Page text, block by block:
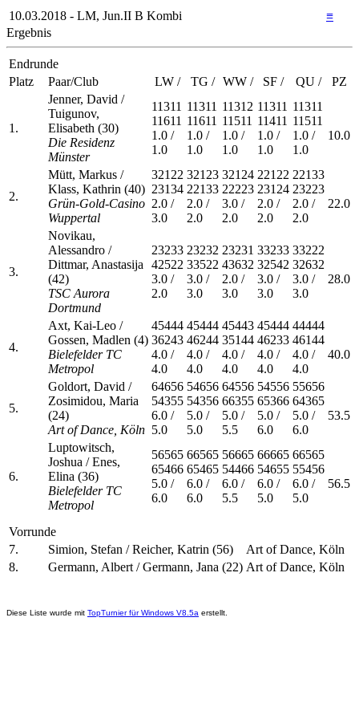
10.03.2018 - LM, Jun.II B Kombi
≡
Ergebnis
Endrunde
Platz
Paar/Club LW / TG / WW / SF / QU / PZ
1.
Jenner, David /
Tuigunov,
Elisabeth (30)
Die Residenz
Münster
11311
11611
1.0 /
1.0
11311
11611
1.0 /
1.0
11312
11511
1.0 /
1.0
11311
11411
1.0 /
1.0
11311
11511
1.0 /
1.0
10.0
2.
Mütt, Markus /
Klass, Kathrin (40)
Grün-Gold-Casino
Wuppertal
32122
23134
2.0 /
3.0
32123
22133
2.0 /
2.0
32124
22223
3.0 /
2.0
22122
23124
2.0 /
2.0
22133
23223
2.0 /
2.0
22.0
3.
Novikau,
Alessandro /
Dittmar, Anastasija
(42)
TSC Aurora
Dortmund
23233
42522
3.0 /
2.0
23232
33522
3.0 /
3.0
23231
43632
2.0 /
3.0
33233
32542
3.0 /
3.0
33222
32632
3.0 /
3.0
28.0
4.
Axt, Kai-Leo /
Gossen, Madlen (4)
Bielefelder TC
Metropol
45444
36243
4.0 /
4.0
45444
46244
4.0 /
4.0
45443
35144
4.0 /
4.0
45444
46233
4.0 /
4.0
44444
46144
4.0 /
4.0
40.0
5.
Goldort, David /
Zosimidou, Maria
(24)
Art of Dance, Köln
64656
54355
6.0 /
5.0
54656
54356
5.0 /
5.0
64556
66355
5.0 /
5.5
54556
65366
5.0 /
6.0
55656
64365
5.0 /
6.0
53.5
6.
Luptowitsch,
Joshua / Enes,
Elina (36)
Bielefelder TC
Metropol
56565
65466
5.0 /
6.0
66565
65465
6.0 /
6.0
56665
54466
6.0 /
5.5
66665
54655
6.0 /
5.0
66565
55456
6.0 /
5.0
56.5
Vorrunde
7.
Simion, Stefan / Reicher, Katrin (56)
Art of Dance, Köln
8.
Germann, Albert / Germann, Jana (22) Art of Dance, Köln
Diese Liste wurde mit TopTurnier für Windows V8.5a erstellt.